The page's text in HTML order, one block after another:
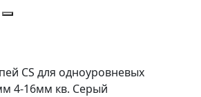
CS для одноуровневых
4-16мм кв. Серый